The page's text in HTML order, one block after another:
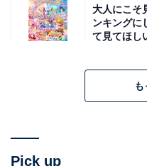
大人にこそ
ンキングに
て見てほし
も
Pick up